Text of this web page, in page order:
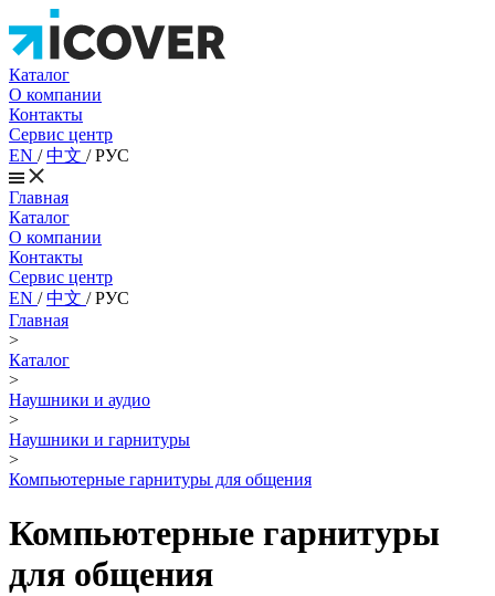
Каталог
О компании
Контакты
Сервис центр
EN /中文 /РУС
Главная
Каталог
О компании
Контакты
Сервис центр
EN /中文 /РУС
Главная
>
Каталог
>
Наушники и аудио
>
Наушники и гарнитуры
>
Компьютерные гарнитуры для общения
Компьютерные гарнитуры
для общения